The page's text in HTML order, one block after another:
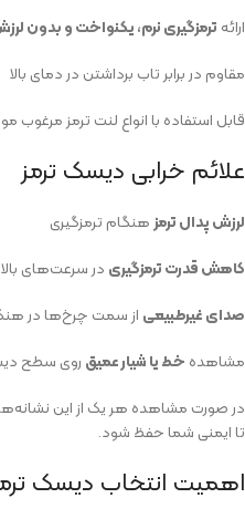
ارائه ترمزگیری نرم، یکنواخت و بدون
مقاوم در برابر تاب برداشتن در دمای بالا
قابل استفاده با انواع لنت ترمز مرغوب
علائم خرابی دیسک ترمز
لرزش پدال ترمز هنگام ترمزگیری
کاهش قدرت ترمزگیری در سرعت‌های بالا
صدای غیرطبیعی از سمت چرخ‌ها در
مشاهده خط یا شیار عمیق روی سطح
در صورت مشاهده هر یک از این
تا ایمنی شما حفظ شود.
اهمیت انتخاب دیسک